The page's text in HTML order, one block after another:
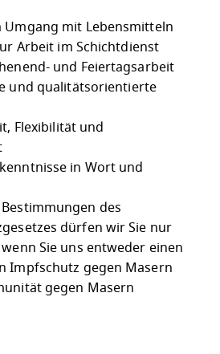
Umgang mit Lebensmitteln
Arbeit im Schichtdienst
und Feiertagsarbeit
und qualitätsorientierte
Flexibilität und
in Wort und
des
dürfen wir Sie nur
Sie uns entweder einen
Impfschutz gegen Masern
gegen Masern